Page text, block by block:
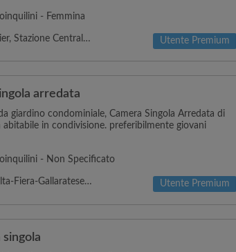
- Femmina
Greco-Crescenzago Utente Premium
arredata
giardino condominiale, Camera Singola Arredata di
in condivisione. preferibilmente giovani
- Non Specificato
Quarto Oggiaro Utente Premium